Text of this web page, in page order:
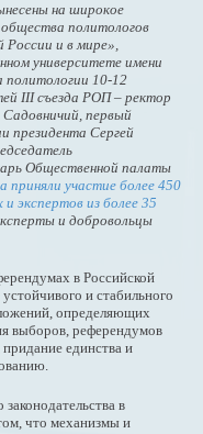
на широкое
политологов
России и в мире»,
университете имени
10-12
III съезда РОП – ректор
первый
президента Сергей
Общественной палаты
приняли участие более 450
экспертов из более 35
и добровольцы
в Российской
и стабильного
определяющих
выборов, референдумов
единства и
в
что механизмы и